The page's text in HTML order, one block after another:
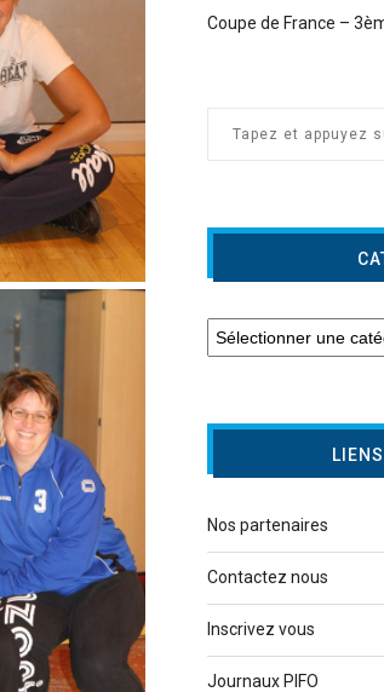
Coupe de France –
Nos partenaires
Contactez nous
Inscrivez vous
Journaux PIFO